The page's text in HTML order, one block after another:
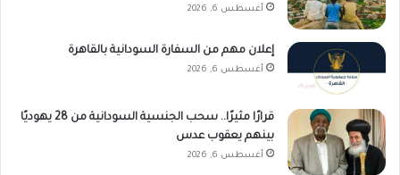
أغسطس 6, 2026
إعلان مهم من السفارة السودانية بالقاهرة
أغسطس 6, 2026
قرارًا مثيرًا.. سحب الجنسية السودانية من 28 يهوديًا
بينهم يعقوب عدس
أغسطس 6, 2026